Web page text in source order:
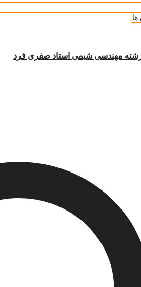
رشته مهندسی شیمی استاد صفری فرد